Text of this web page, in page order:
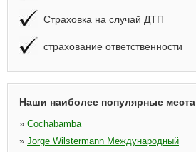
Страховка на случай ДТП
страхование ответственности
Наши наиболее популярные места
» Cochabamba
» Jorge Wilstermann Международный